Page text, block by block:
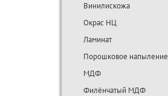
Винилискожа
Окрас НЦ
Ламинат
Порошковое напыление
МДФ
Филёнчатый МДФ